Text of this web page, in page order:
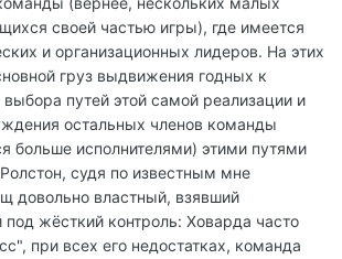
своей частью игры), где имеется
и организационных лидеров. На этих
груз выдвижения годных к
путей этой самой реализации и
остальных членов команды
больше исполнителями) этими путями
судя по известным мне
довольно властный, взявший
жёсткий контроль: Ховарда часто
при всех его недостатках, команда